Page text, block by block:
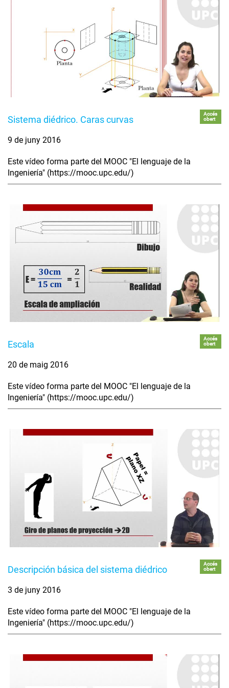
Sistema diédrico. Caras curvas
Accés
obert
9 de juny 2016
Este vídeo forma parte del MOOC "El lenguaje de la
Ingeniería" (https://mooc.upc.edu/)
Escala
Accés
obert
20 de maig 2016
Este vídeo forma parte del MOOC "El lenguaje de la
Ingeniería" (https://mooc.upc.edu/)
Descripción básica del sistema diédrico
Accés
obert
3 de juny 2016
Este vídeo forma parte del MOOC "El lenguaje de la
Ingeniería" (https://mooc.upc.edu/)